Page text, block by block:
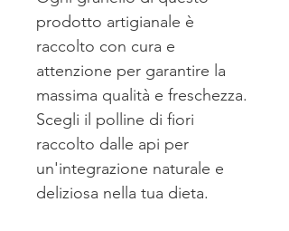
prodotto artigianale è
raccolto con cura e
attenzione per garantire la
massima qualità e freschezza.
Scegli il polline di fiori
raccolto dalle api per
un'integrazione naturale e
deliziosa nella tua dieta.